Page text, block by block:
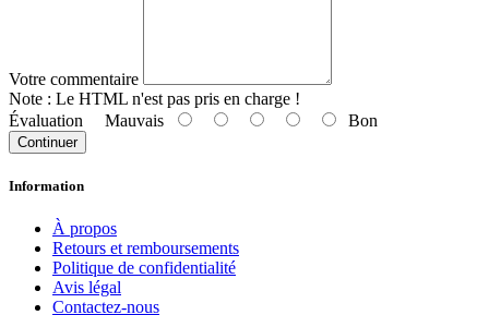
Votre commentaire
Note : Le HTML n'est pas pris en charge !
Évaluation Mauvais Bon
Continuer
Information
À propos
Retours et remboursements
Politique de confidentialité
Avis légal
Contactez-nous